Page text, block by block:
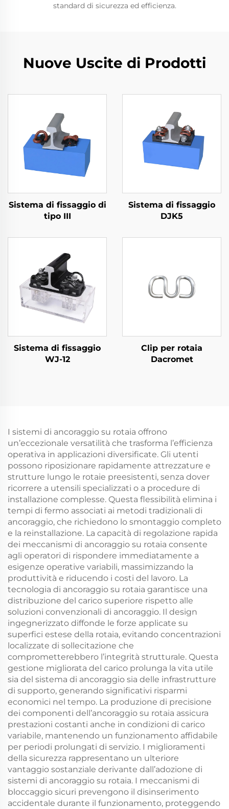
standard di sicurezza ed efficienza.
Nuove Uscite di Prodotti
Sistema di fissaggio di
tipo III
Sistema di fissaggio
DJK5
Sistema di fissaggio
WJ-12
Clip per rotaia
Dacromet
I sistemi di ancoraggio su rotaia offrono
un’eccezionale versatilità che trasforma l’efficienza
operativa in applicazioni diversificate. Gli utenti
possono riposizionare rapidamente attrezzature e
strutture lungo le rotaie preesistenti, senza dover
ricorrere a utensili specializzati o a procedure di
installazione complesse. Questa flessibilità elimina i
tempi di fermo associati ai metodi tradizionali di
ancoraggio, che richiedono lo smontaggio completo
e la reinstallazione. La capacità di regolazione rapida
dei meccanismi di ancoraggio su rotaia consente
agli operatori di rispondere immediatamente a
esigenze operative variabili, massimizzando la
produttività e riducendo i costi del lavoro. La
tecnologia di ancoraggio su rotaia garantisce una
distribuzione del carico superiore rispetto alle
soluzioni convenzionali di ancoraggio. Il design
ingegnerizzato diffonde le forze applicate su
superfici estese della rotaia, evitando concentrazioni
localizzate di sollecitazione che
comprometterebbero l’integrità strutturale. Questa
gestione migliorata del carico prolunga la vita utile
sia del sistema di ancoraggio sia delle infrastrutture
di supporto, generando significativi risparmi
economici nel tempo. La produzione di precisione
dei componenti dell’ancoraggio su rotaia assicura
prestazioni costanti anche in condizioni di carico
variabile, mantenendo un funzionamento affidabile
per periodi prolungati di servizio. I miglioramenti
della sicurezza rappresentano un ulteriore
vantaggio sostanziale derivante dall’adozione di
sistemi di ancoraggio su rotaia. I meccanismi di
bloccaggio sicuri prevengono il disinserimento
accidentale durante il funzionamento, proteggendo